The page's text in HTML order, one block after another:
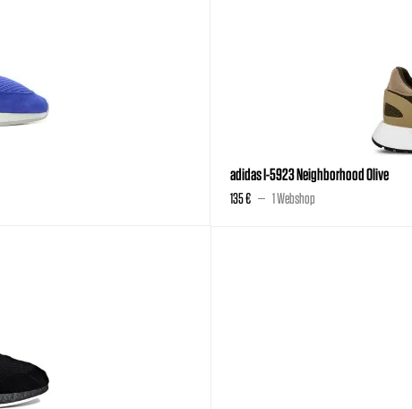
adidas I-5923 Neighborhood Olive
135 € 1 Webshop